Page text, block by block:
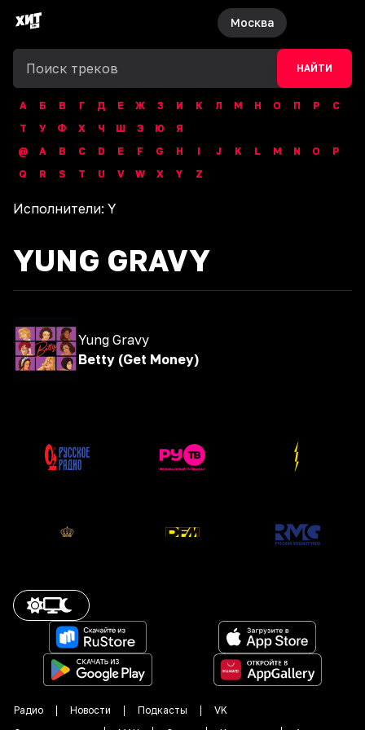
Москва
НАЙТИ
А Б В Г Д Е Ж З И К Л М Н О П Р
С
Т
У Ф Х Ч Ш Э Ю
Я
@
A B C D E F G H I J K L M N O
P
Q
R S T U V W X Y Z
Исполнители: Y
YUNG GRAVY
Yung Gravy
Betty (Get Money)
Радио Новости Подкасты
VK